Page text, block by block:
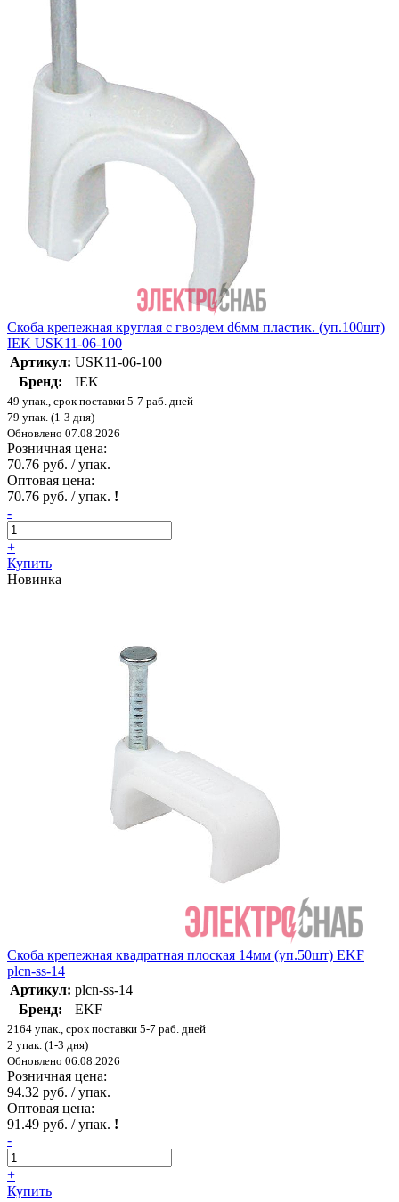
Скоба крепежная круглая с гвоздем d6мм пластик. (уп.100шт)
IEK USK11-06-100
Артикул: USK11-06-100
Бренд:
IEK
49 упак., срок поставки 5-7 раб. дней
79 упак. (1-3 дня)
Обновлено 07.08.2026
Розничная цена:
70.76 руб. / упак.
Оптовая цена:
70.76 руб. / упак. !
-
+
Купить
Новинка
Скоба крепежная квадратная плоская 14мм (уп.50шт) EKF
plcn-ss-14
Артикул: plcn-ss-14
Бренд:
EKF
2164 упак., срок поставки 5-7 раб. дней
2 упак. (1-3 дня)
Обновлено 06.08.2026
Розничная цена:
94.32 руб. / упак.
Оптовая цена:
91.49 руб. / упак. !
-
+
Купить